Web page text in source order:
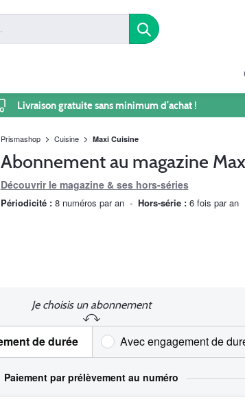
Livraison gratuite sans minimum d’achat !
Prismashop Cuisine Maxi Cuisine
Abonnement au magazine
Découvrir le magazine & ses hors-séries
Périodicité : 8 numéros par an - Hors-série : 6 fois par an
Je choisis un abonnement
de durée Avec engagement de
Paiement par prélèvement au numéro